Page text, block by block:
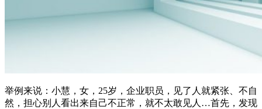
举例来说：小慧，女，25岁，企业职员，见了人就紧张、不自
然，担心别人看出来自己不正常，就不太敢见人…首先，发现